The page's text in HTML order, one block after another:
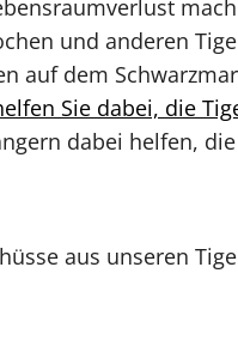
und anderen
auf dem
Sie dabei, die
dabei helfen,
aus unseren